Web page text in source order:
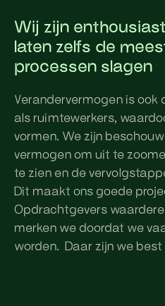
Wij zijn
laten zelfs de
processen slagen
Verandervermogen is ook
als ruimtewerkers,
vormen. We zijn
vermogen om uit te
te zien en de
Dit maakt ons goede
Opdrachtgevers
merken we doordat we
worden. Daar zijn we